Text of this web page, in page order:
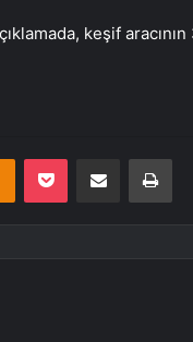
keşif aracının
Odnoklassniki
Pocket E-Posta ile paylaş